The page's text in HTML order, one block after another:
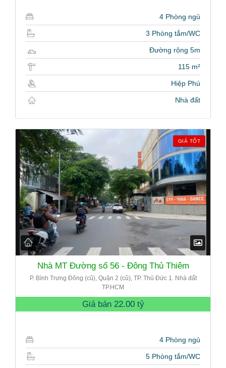
4 Phòng ngủ
3 Phòng tắm/WC
Đường rộng 5m
115 m²
Hiệp Phú
Nhà đất
GIÁ TỐT
Nhà MT Đường số 56 - Đông Thủ Thiêm
P. Bình Trưng Đông (cũ), Quận 2 (cũ), TP. Thủ Đức 1. Nhà đất
TP.HCM
Giá bán 22.00 tỷ
4 Phòng ngủ
5 Phòng tắm/WC